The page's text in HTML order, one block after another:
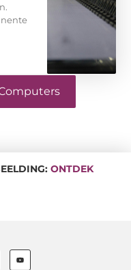
ONTDEK